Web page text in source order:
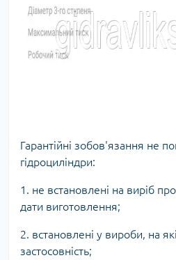
Гарантійні зобов'язання не
гідроциліндри:
1. не встановлені на виріб
дати виготовлення;
2. встановлені у вироби, на
застосовність;